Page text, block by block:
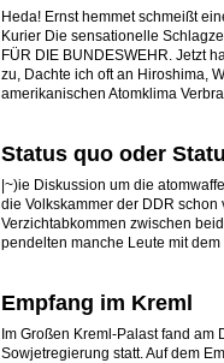
Heda! Ernst hemmet schmeißt
Kurier Die sensationelle
FÜR DIE BUNDESWEHR. Jetzt
zu, Dachte ich oft an Hiroshima,
amerikanischen Atomklima
Status quo oder
|~)ie Diskussion um die
die Volkskammer der DDR
Verzichtabkommen zwischen
pendelten manche Leute mit dem
Empfang im Kreml
Im Großen Kreml-Palast fand
Sowjetregierung statt. Auf dem